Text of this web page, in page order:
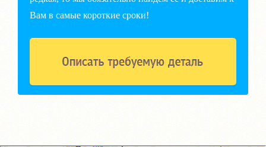
Вам в самые короткие сроки!